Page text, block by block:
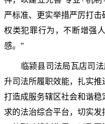
严标准、更实举措严厉打
权类犯罪行为，不断增强
感。”
临颍县司法局瓦店司法
升司法所履职效能，扎实
打造成服务辖区社会和谐
求的法治综合平台，切实